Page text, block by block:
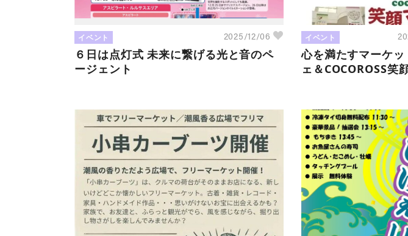
イベント 2025/12/06
６日は点灯式 未来に繋げる光と音のペ
ージェント
イベント
心を満たすマーケ
ェ＆COCOROSS笑